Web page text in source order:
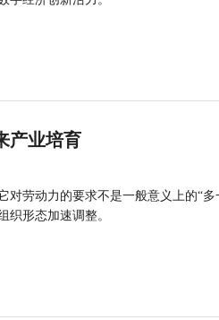
产业培育
对劳动力的要求不是一般意义上的“
织形态加速调整。